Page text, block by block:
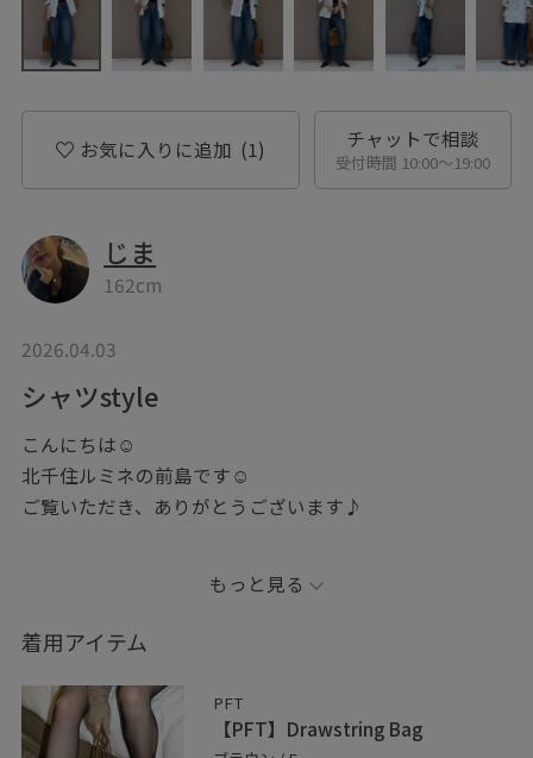
お気に入りに追加 (1) チャットで相談
受付時間 10:00〜19:00
じま
162cm
2026.04.03
シャツstyle
こんにちは☺︎
北千住ルミネの前島です☺︎
ご覧いただき、ありがとうございます♪
コンパクトなサイズ感だからこそ、
色々なスタイリングが楽しめますね！
ぜひ店頭にて、ご覧くださいませ！
もっと見る
着用アイテム
PFT
【PFT】Drawstring Bag